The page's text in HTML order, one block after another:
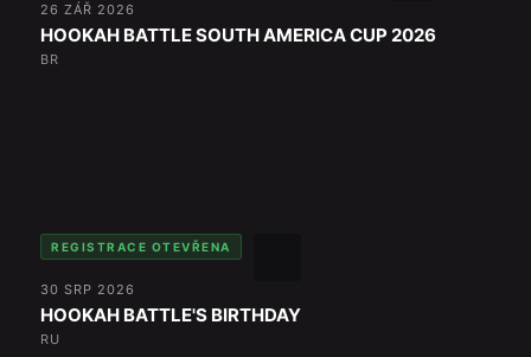
26 ZÁŘ 2026
HOOKAH BATTLE SOUTH AMERICA CUP 2026
BR
REGISTRACE OTEVŘENA
30 SRP 2026
HOOKAH BATTLE'S BIRTHDAY
RU